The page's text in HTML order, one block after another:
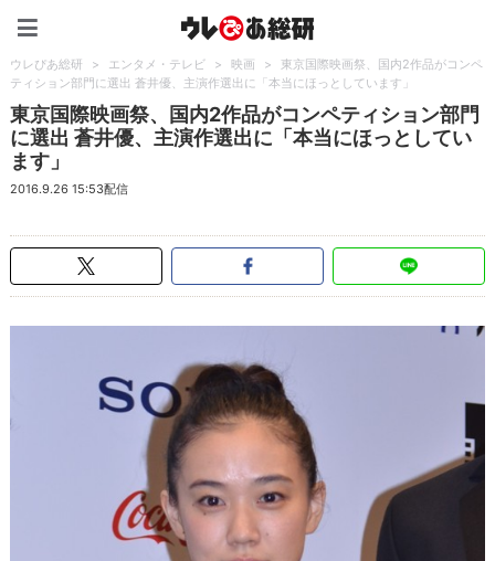
ウレぴあ総研 > エンタメ・テレビ > 映画 >
東京国際映画祭、国内2作品がコンペ
ティション部門に選出 蒼井優、主演作選出に「本当にほっとしています」
東京国際映画祭、国内2作品がコンペティション部門
に選出 蒼井優、主演作選出に「本当にほっとしてい
ます」
2016.9.26 15:53配信